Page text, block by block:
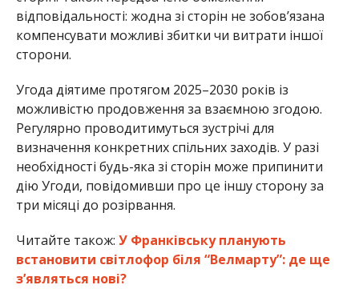
відповідальності: жодна зі сторін не зобов’язана
компенсувати можливі збитки чи витрати іншої
сторони.
Угода діятиме протягом 2025–2030 років із
можливістю продовження за взаємною згодою.
Регулярно проводитимуться зустрічі для
визначення конкретних спільних заходів. У разі
необхідності будь-яка зі сторін може припинити
дію Угоди, повідомивши про це іншу сторону за
три місяці до розірвання.
Читайте також: У Франківську планують
встановити світлофор біля “Велмарту”: де ще
з’являться нові?